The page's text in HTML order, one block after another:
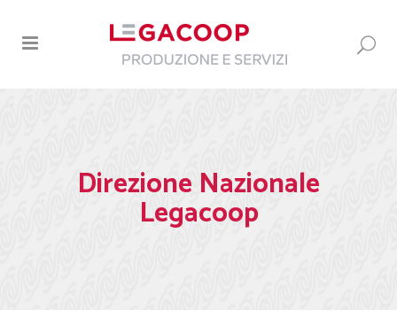
Direzione Nazionale
Legacoop